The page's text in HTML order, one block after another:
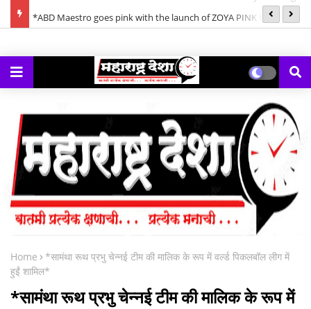
*ABD Maestro goes pink with the launch of ZOYA PINK Mix
Home
*सामंथा रूथ प्रभु चेन्नई टीम की मालिक के रूप में वर्ल्ड पिकलबॉल लीग में
हुईं शामिल*
*सामंथा रूथ प्रभु चेन्नई टीम की मालिक के रूप में